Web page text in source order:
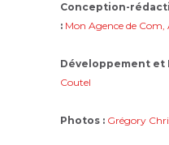
Conception-
: Mon Agence de Com,
Développement et
Coutel
Photos : Grégory